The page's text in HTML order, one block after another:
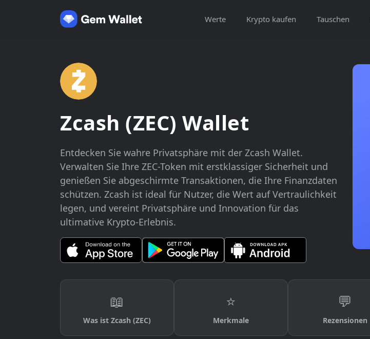
Werte Krypto kaufen Tauschen
Zcash (ZEC) Wallet
Entdecken Sie wahre Privatsphäre mit der Zcash Wallet.
Verwalten Sie Ihre ZEC-Token mit erstklassiger Sicherheit und
genießen Sie abgeschirmte Transaktionen, die Ihre Finanzdaten
schützen. Zcash ist ideal für Nutzer, die Wert auf Vertraulichkeit
legen, und vereint Privatsphäre und Innovation für das
ultimative Krypto-Erlebnis.
📖
Was ist Zcash (ZEC)
⭐
Merkmale
💬
Rezensionen